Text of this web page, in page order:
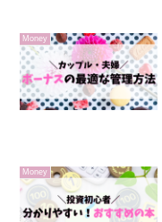
Money
Money